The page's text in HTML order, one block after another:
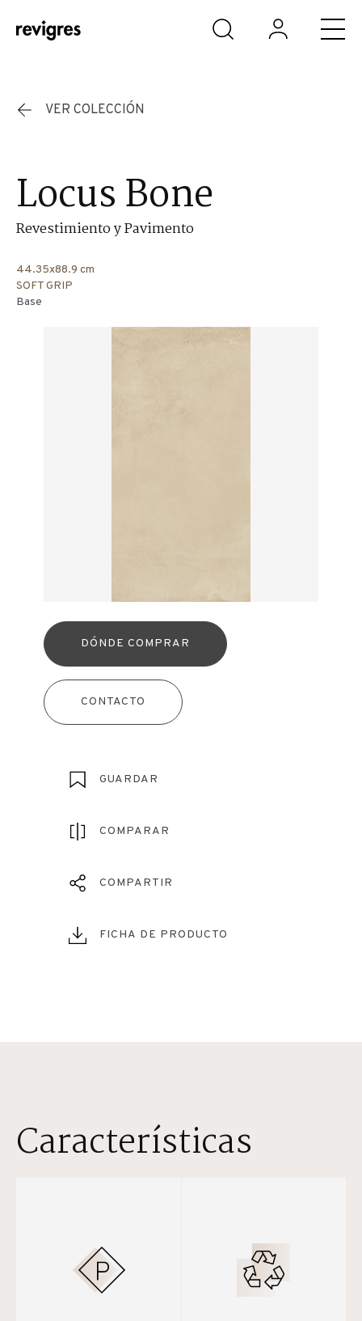
Saltar al contenido principal
VER COLECCIÓN
Locus Bone
Revestimiento y Pavimento
44.35x88.9 cm
SOFT GRIP
Base
DÓNDE COMPRAR
CONTACTO
GUARDAR
COMPARAR
COMPARTIR
FICHA DE PRODUCTO
Características